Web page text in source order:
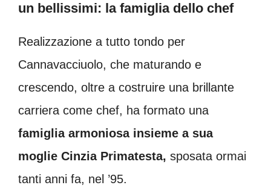
un bellissimi: la famiglia dello chef
Realizzazione a tutto tondo per
Cannavacciuolo, che maturando e
crescendo, oltre a costruire una brillante
carriera come chef, ha formato una
famiglia armoniosa insieme a sua
moglie Cinzia Primatesta, sposata ormai
tanti anni fa, nel ’95.